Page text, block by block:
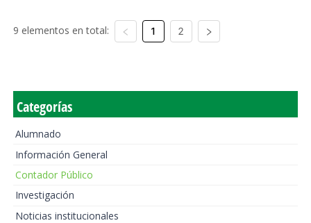
9 elementos en total: 1 2
Categorías
Alumnado
Información General
Contador Público
Investigación
Noticias institucionales